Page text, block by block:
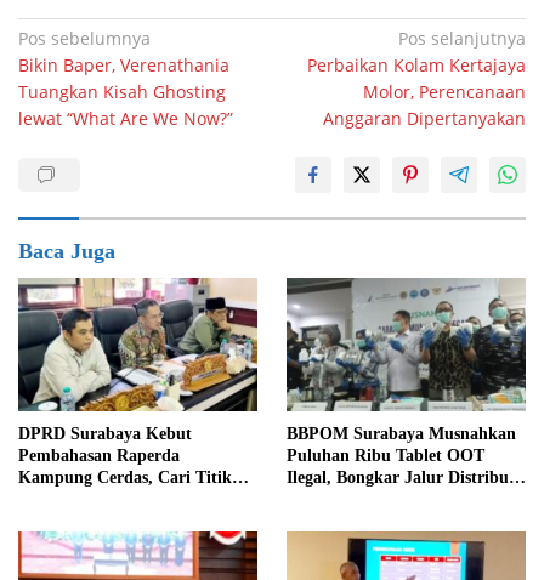
Navigasi
pos
Pos sebelumnya
Bikin Baper, Verenathania
Tuangkan Kisah Ghosting
lewat “What Are We Now?”
Pos selanjutnya
Perbaikan Kolam Kertajaya
Molor, Perencanaan
Anggaran Dipertanyakan
Baca Juga
DPRD Surabaya Kebut
Pembahasan Raperda
Kampung Cerdas, Cari Titik
BBPOM Surabaya Musnahkan
Puluhan Ribu Tablet OOT
Ilegal, Bongkar Jalur Distribusi